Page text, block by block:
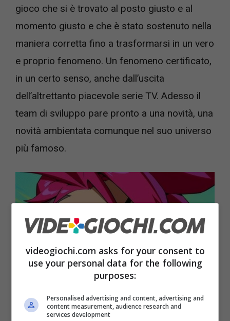
gioco che si è trovato al posto giusto e al
momento giusto e che è stato sostenuto nella
maniera corretta fino a trasformarsi in un vero
e proprio fenomeno. Un fenomeno certificato,
in un certo senso, anche dall’uscita
dell’altrettanto piacevole serie TV. Adesso il
team di sviluppo pare pronto a una novità, una
novità ambientata comunque nel suo universo
più famoso.
Come funzionerà il nuovo videogioco League of Legends?
videogiochi.com asks for your consent to
use your personal data for the following
purposes:
Personalised advertising and content, advertising and
content measurement, audience research and
services development